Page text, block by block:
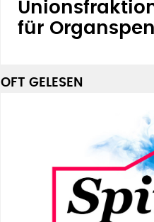
für
OFT GELESEN